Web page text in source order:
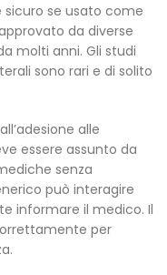
se usato come
da diverse
molti anni. Gli studi
sono rari e di solito
alle
essere assunto da
senza
può interagire
informare il medico. Il
per